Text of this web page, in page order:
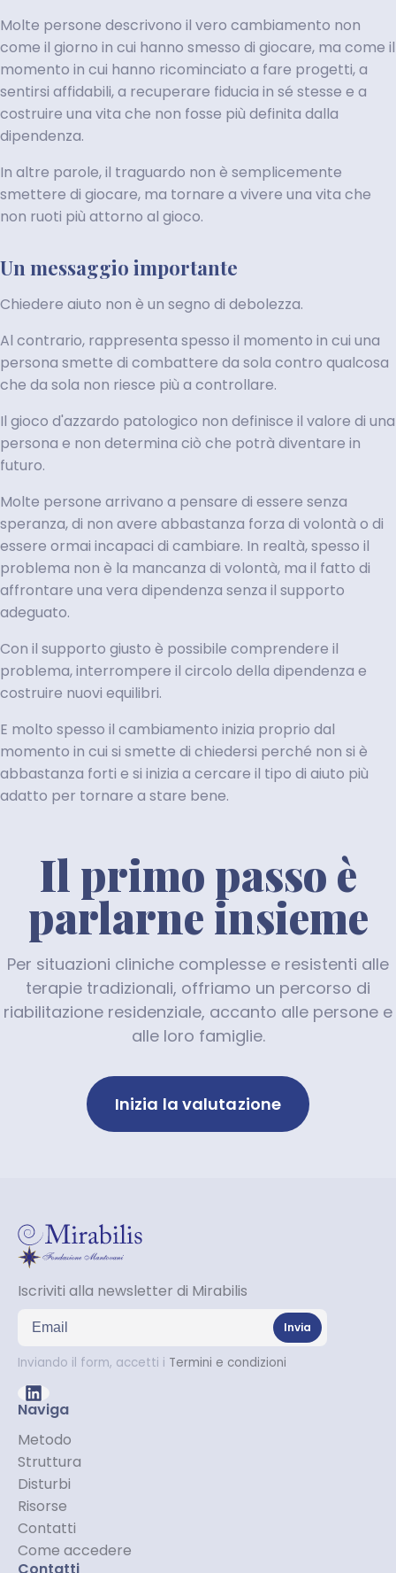
Molte persone descrivono il vero cambiamento non
come il giorno in cui hanno smesso di giocare, ma come il
momento in cui hanno ricominciato a fare progetti, a
sentirsi affidabili, a recuperare fiducia in sé stesse e a
costruire una vita che non fosse più definita dalla
dipendenza.
In altre parole, il traguardo non è semplicemente
smettere di giocare, ma tornare a vivere una vita che
non ruoti più attorno al gioco.
Un messaggio importante
Chiedere aiuto non è un segno di debolezza.
Al contrario, rappresenta spesso il momento in cui una
persona smette di combattere da sola contro qualcosa
che da sola non riesce più a controllare.
Il gioco d'azzardo patologico non definisce il valore di una
persona e non determina ciò che potrà diventare in
futuro.
Molte persone arrivano a pensare di essere senza
speranza, di non avere abbastanza forza di volontà o di
essere ormai incapaci di cambiare. In realtà, spesso il
problema non è la mancanza di volontà, ma il fatto di
affrontare una vera dipendenza senza il supporto
adeguato.
Con il supporto giusto è possibile comprendere il
problema, interrompere il circolo della dipendenza e
costruire nuovi equilibri.
E molto spesso il cambiamento inizia proprio dal
momento in cui si smette di chiedersi perché non si è
abbastanza forti e si inizia a cercare il tipo di aiuto più
adatto per tornare a stare bene.
Il primo passo è
parlarne insieme
Per situazioni cliniche complesse e resistenti alle
terapie tradizionali, offriamo un percorso di
riabilitazione residenziale, accanto alle persone e
alle loro famiglie.
Inizia la valutazione
Iscriviti alla newsletter di Mirabilis
Indirizzo email
Invia
Inviando il form, accetti i Termini e condizioni
Naviga
Metodo
Struttura
Disturbi
Risorse
Contatti
Come accedere
Contatti